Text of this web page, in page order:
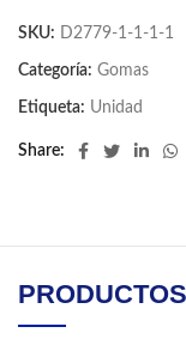
SKU: D2779-1-1-1-1
Categoría: Gomas
Etiqueta: Unidad
Share